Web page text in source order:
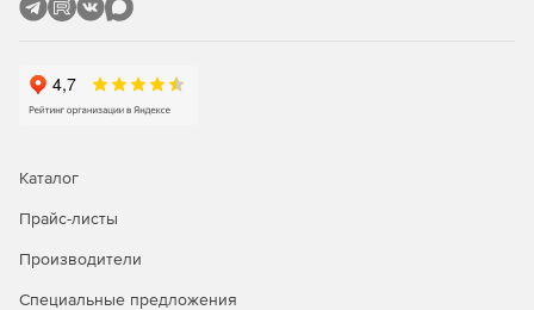
виртуализации до 30%, обеспечивая оптимизацию
Поддержка широкого спектра платформ
виртуализации серверов и инфраструктур VDI.
Каталог
Прайс-листы
Производители
Специальные предложения